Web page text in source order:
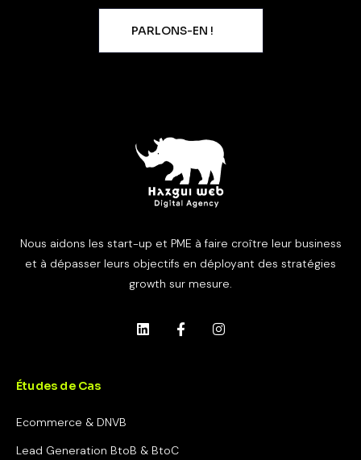
PARLONS-EN !
Nous aidons les start-up et PME à faire croître leur business
et à dépasser leurs objectifs en déployant des stratégies
growth sur mesure.
Études de Cas
Ecommerce & DNVB
Lead Generation BtoB & BtoC